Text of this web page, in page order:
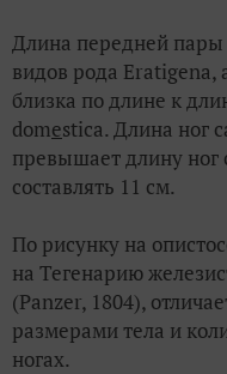
Длина передней пары
видов рода Eratigena,
близка по длине к
domestica. Длина ног
превышает длину ног
составлять 11 см.
По рисунку на
на Тегенарию
(Panzer, 1804),
размерами тела и
ногах.